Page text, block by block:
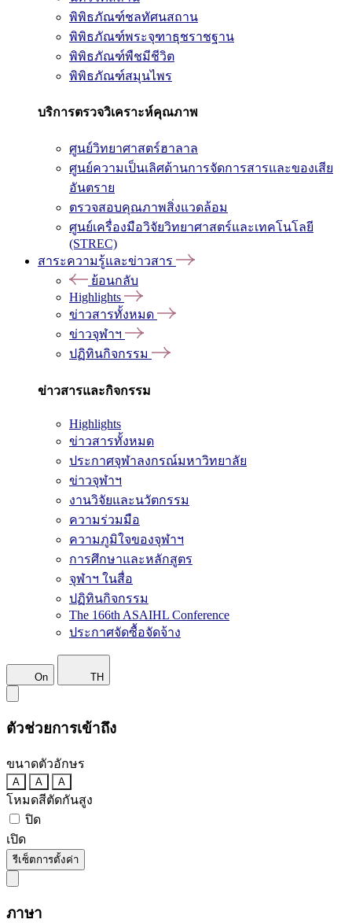
พิพิธภัณฑ์ชลทัศนสถาน
พิพิธภัณฑ์พระจุฑาธุชราชฐาน
พิพิธภัณฑ์พืชมีชีวิต
พิพิธภัณฑ์สมุนไพร
บริการตรวจวิเคราะห์คุณภาพ
ศูนย์วิทยาศาสตร์ฮาลาล
ศูนย์ความเป็นเลิศด้านการจัดการสารและของเสีย
อันตราย
ตรวจสอบคุณภาพสิ่งแวดล้อม
ศูนย์เครื่องมือวิจัยวิทยาศาสตร์และเทคโนโลยี
(STREC)
สาระความรู้และข่าวสาร
ย้อนกลับ
Highlights
ข่าวสารทั้งหมด
ข่าวจุฬาฯ
ปฏิทินกิจกรรม
ข่าวสารและกิจกรรม
Highlights
ข่าวสารทั้งหมด
ประกาศจุฬาลงกรณ์มหาวิทยาลัย
ข่าวจุฬาฯ
งานวิจัยและนวัตกรรม
ความร่วมมือ
ความภูมิใจของจุฬาฯ
การศึกษาและหลักสูตร
จุฬาฯ ในสื่อ
ปฏิทินกิจกรรม
The 166th ASAIHL Conference
ประกาศจัดซื้อจัดจ้าง
On TH
ตัวช่วยการเข้าถึง
ขนาดตัวอักษร
A A A
โหมดสีตัดกันสูง
ปิด
เปิด
รีเซ็ตการตั้งค่า
ภาษา